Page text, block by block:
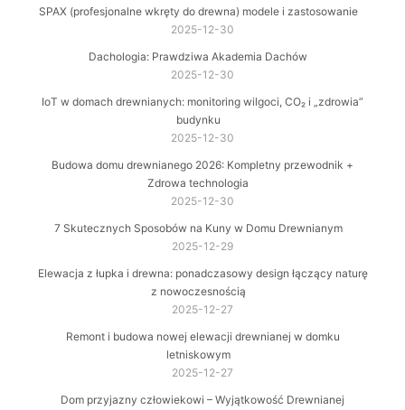
SPAX (profesjonalne wkręty do drewna) modele i zastosowanie
2025-12-30
Dachologia: Prawdziwa Akademia Dachów
2025-12-30
IoT w domach drewnianych: monitoring wilgoci, CO₂ i „zdrowia”
budynku
2025-12-30
Budowa domu drewnianego 2026: Kompletny przewodnik +
Zdrowa technologia
2025-12-30
7 Skutecznych Sposobów na Kuny w Domu Drewnianym
2025-12-29
Elewacja z łupka i drewna: ponadczasowy design łączący naturę
z nowoczesnością
2025-12-27
Remont i budowa nowej elewacji drewnianej w domku
letniskowym
2025-12-27
Dom przyjazny człowiekowi – Wyjątkowość Drewnianej